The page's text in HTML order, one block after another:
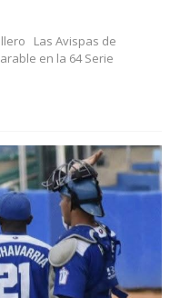
Las Avispas de
en la 64 Serie